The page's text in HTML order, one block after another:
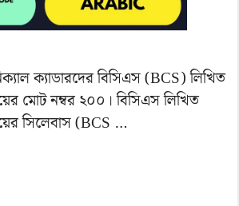
ক্যাডারদের বিসিএস (BCS) লিখিত
মোট নম্বর ২০০। বিসিএস লিখিত
সিলেবাস (BCS …